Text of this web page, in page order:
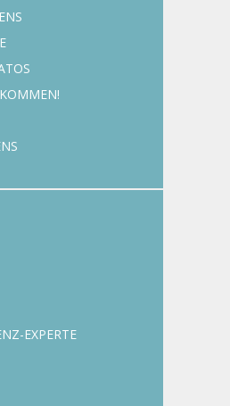
EXPERTE